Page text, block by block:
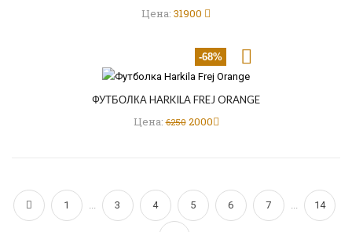
Цена: 31900
-68%
ФУТБОЛКА HARKILA FREJ ORANGE
Цена:62502000
1 3 4 5 6 7 14